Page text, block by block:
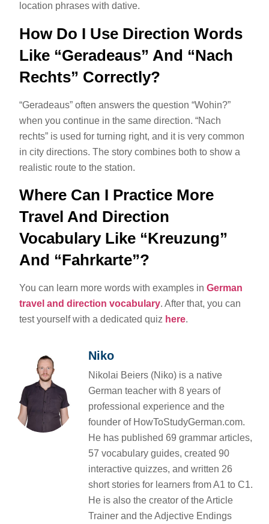
location phrases with dative.
How Do I Use Direction Words
Like “geradeaus” And “nach
Rechts” Correctly?
“Geradeaus” often answers the question “Wohin?”
when you continue in the same direction. “Nach
rechts” is used for turning right, and it is very common
in city directions. The story combines both to show a
realistic route to the station.
Where Can I Practice More
Travel And Direction
Vocabulary Like “Kreuzung”
And “Fahrkarte”?
You can learn more words with examples inGerman
travel and direction vocabulary. After that, you can
test yourself with a dedicated quiz here.
Niko
Nikolai Beiers (Niko) is a native
German teacher with 8 years of
professional experience and the
founder of HowToStudyGerman.com.
He has published 69 grammar articles,
57 vocabulary guides, created 90
interactive quizzes, and written 26
short stories for learners from A1 to C1.
He is also the creator of the Article
Trainer and the Adjective Endings